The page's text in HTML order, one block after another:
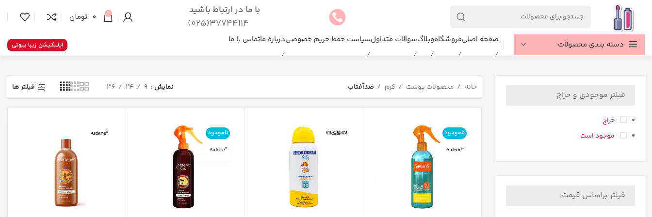
با ما در ارتباط باشید
37744114(025)
0
0 تومان
دسته بندی محصولات صفحه اصلیفروشگاهوبلاگسوالات متداولسیاست حفظ حریم خصوصیدرباره ماتماس با ما اپلیکیشن زیبا بیوتی
فیلتر موجودی و حراج
حراج
موجود است
فیلتر براساس قیمت:
خانه محصولات پوست کرم ضدآفتاب نمایش 9
24
36 فیلتر ها
ناموجود ناموجود